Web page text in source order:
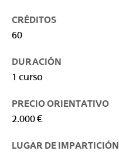
CRÉDITOS
60
DURACIÓN
1 curso
PRECIO ORIENTATIVO
2.000 €
LUGAR DE IMPARTICIÓN